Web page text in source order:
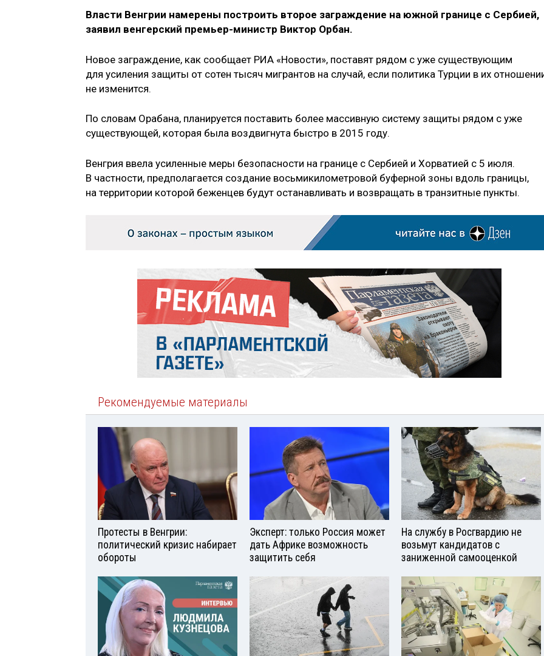
Власти Венгрии намерены построить второе заграждение на южной границе с Сербией,
заявил венгерский премьер-министр Виктор Орбан.
Новое заграждение, как сообщает РИА «Новости», поставят рядом с уже существующим
для усиления защиты от сотен тысяч мигрантов на случай, если политика Турции в их
не изменится.
По словам Орабана, планируется поставить более массивную систему защиты рядом с уже
существующей, которая была воздвигнута быстро в 2015 году.
Венгрия ввела усиленные меры безопасности на границе с Сербией и Хорватией с 5 июля.
В частности, предполагается создание восьмикилометровой буферной зоны вдоль границы,
на территории которой беженцев будут останавливать и возвращать в транзитные пункты.
Рекомендуемые материалы
Протесты в Венгрии:
политический кризис набирает
обороты
Эксперт: только Россия может
дать Африке возможность
защитить себя
На службу в Росгвардию не
возьмут кандидатов с
заниженной самооценкой